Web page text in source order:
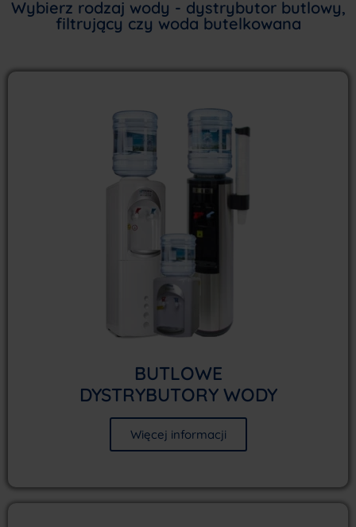
Wybierz rodzaj wody - dystrybutor butlowy,
filtrujący czy woda butelkowana
BUTLOWE
DYSTRYBUTORY WODY
Więcej informacji